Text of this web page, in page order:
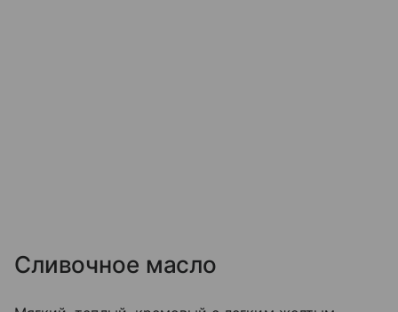
Сливочное масло